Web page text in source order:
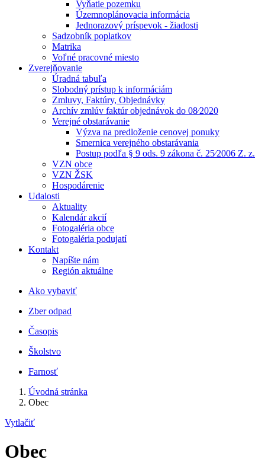
Vyňatie pozemku
Územnoplánovacia informácia
Jednorazový príspevok - žiadosti
Sadzobník poplatkov
Matrika
Voľné pracovné miesto
Zverejňovanie
Úradná tabuľa
Slobodný prístup k informáciám
Zmluvy, Faktúry, Objednávky
Archív zmlúv faktúr objednávok do 08⁄2020
Verejné obstarávanie
Výzva na predloženie cenovej ponuky
Smernica verejného obstarávania
Postup podľa § 9 ods. 9 zákona č. 25⁄2006 Z. z.
VZN obce
VZN ŽSK
Hospodárenie
Udalosti
Aktuality
Kalendár akcií
Fotogaléria obce
Fotogaléria podujatí
Kontakt
Napíšte nám
Región aktuálne
Ako vybaviť
Zber odpad
Časopis
Školstvo
Farnosť
Úvodná stránka
Obec
Vytlačiť
Obec